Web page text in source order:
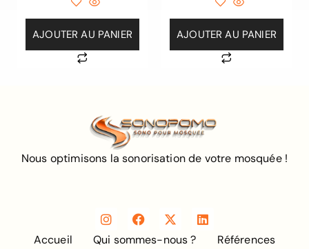
AJOUTER AU PANIER AJOUTER AU PANIER
Nous optimisons la sonorisation de votre mosquée !
Accueil Qui sommes-nous ?
Références